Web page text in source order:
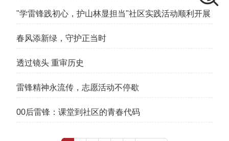
"学雷锋践初心，护山林显担当"社区实践活动顺利开展
春风添新绿，守护正当时
透过镜头 重审历史
雷锋精神永流传，志愿活动不停歇
00后雷锋：课堂到社区的青春代码